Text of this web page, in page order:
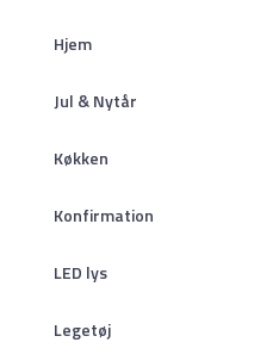
Hjem
Jul & Nytår
Køkken
Konfirmation
LED lys
Legetøj